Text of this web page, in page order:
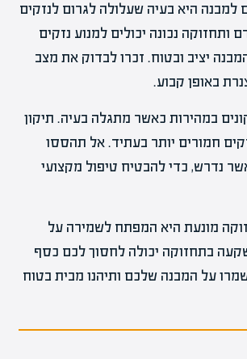
למבנה היא בעיה שעלולה לגרום לנזקים
ותחזוקה נכונה יכולים למנוע נזקים
יציב ובטוח. זכרו לבדוק את מצב
באופן קבוע.
במהירות כאשר מתגלה בעיה. תיקון
חמורים יותר בעתיד. אל תהססו
נדרש, כדי להבטיח טיפול מקצועי
מונעת היא המפתח לשמירה על
בתחזוקה יכולה לחסוך לכם כסף
על המבנה שלכם ותיהנו מבית בטוח